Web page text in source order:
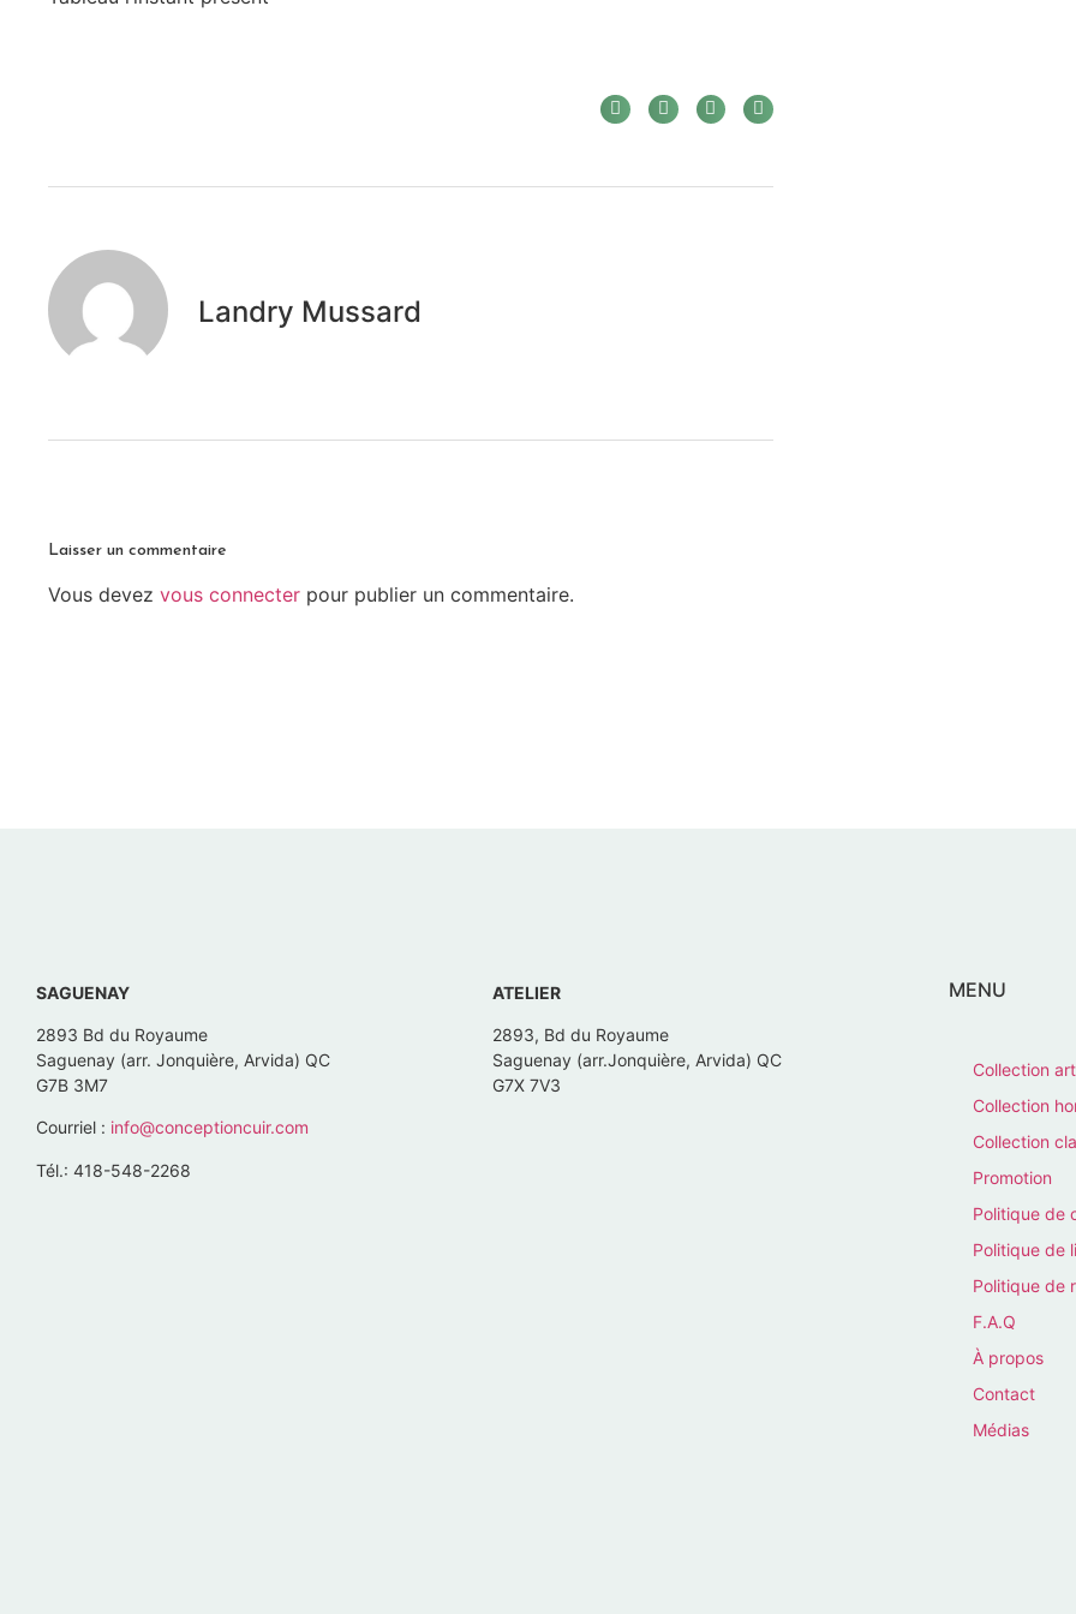
Landry Mussard
Laisser un commentaire
Vous devez vous connecter pour publier un commentaire.
SAGUENAY
2893 Bd du Royaume
Saguenay (arr. Jonquière, Arvida) QC
G7B 3M7
Courriel : info@conceptioncuir.com
Tél.: 418-548-2268
ATELIER
2893, Bd du Royaume
Saguenay (arr.Jonquière, Arvida) QC
G7X 7V3
MENU
Collection
Collection
Collection
Promotion
Politique de
Politique de
Politique de
F.A.Q
À propos
Contact
Médias